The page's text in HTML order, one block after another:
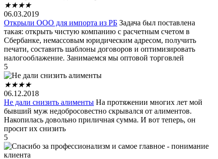
★★★★
06.03.2019
Открыли ООО для импорта из РБ Задача был поставлена
такая: открыть чистую компанию с расчетным счетом в
Сбербанке, немассовым юридическим адресом, получить
печати, составить шаблоны договоров и оптимизировать
налогооблажение. Занимаемся мы оптовой торговлей
5
★★★★
06.12.2018
Не дали снизить алименты На протяжении многих лет мой
бывший муж недобросовестно скрывался от алиментов.
Накопилась довольно приличная сумма. И вот теперь, он
просит их снизить
5